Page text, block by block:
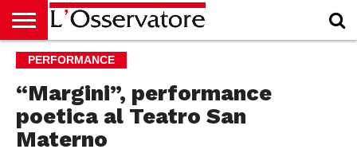
HOME
CULTURA
ECONOMIA
RUBRICHE
ARCHIVIO
PODCAST
ABBONAMENTO
CHI
ACCEDI
PERFORMANCE
“Margini”, performance
poetica al Teatro San
Materno